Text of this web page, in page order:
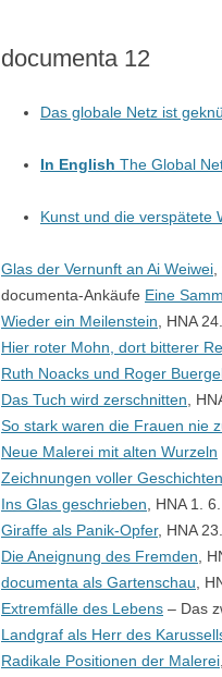
documenta 12
Das globale Netz ist
In English The Global
Kunst und die verspätete
Glas der Vernunft an Ai Weiwei
documenta-Ankäufe Eine
Wieder ein Meilenstein , HNA
Hier roter Mohn, dort bitterer
Ruth Noacks und Roger
Das Tuch wird zerschnitten ,
So stark waren die Frauen nie
Neue Malerei mit alten Wurzeln
Zeichnungen voller Geschichten
Ins Glas geschrieben , HNA 1.
Giraffe als Panik-Opfer, HNA
Die Aneignung des Fremden ,
documenta als Gartenschau ,
Extremfälle des Lebens – Das
Landgraf als Herr des
Radikale Positionen der Malerei